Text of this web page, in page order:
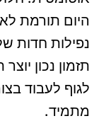
היום תורמת
נפילות חדות
תזמון נכון
לגוף לעבוד
מתמיד.